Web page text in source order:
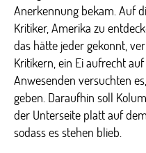
Anerkennung bekam. Auf
Kritiker, Amerika zu
das hätte jeder gekonnt,
Kritikern, ein Ei aufrecht
Anwesenden versuchten
geben. Daraufhin soll
der Unterseite platt auf
sodass es stehen blieb.